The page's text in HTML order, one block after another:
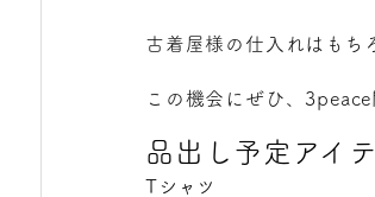
古着屋様の仕入れはもち
この機会にぜひ、
品出し予定アイ
Tシャツ